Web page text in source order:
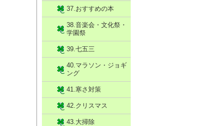
37.おすすめの本
38.音楽会・文化祭・
学園祭
39.七五三
40.マラソン・ジョギ
ング
41.寒さ対策
42.クリスマス
43.大掃除